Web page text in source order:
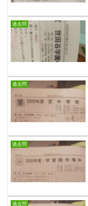
過去問
過去問
過去問
過去問